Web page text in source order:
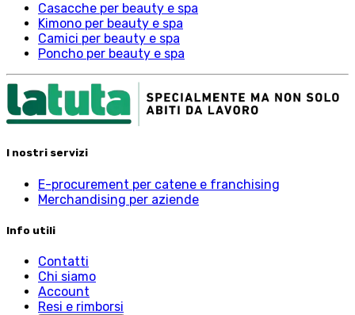
Casacche per beauty e spa
Kimono per beauty e spa
Camici per beauty e spa
Poncho per beauty e spa
I nostri servizi
E-procurement per catene e franchising
Merchandising per aziende
Info utili
Contatti
Chi siamo
Account
Resi e rimborsi